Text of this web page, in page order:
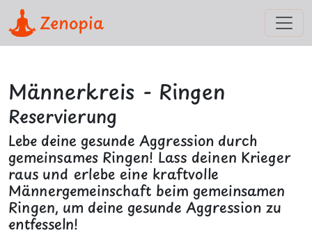
Zenopia
Männerkreis - Ringen
Reservierung
Lebe deine gesunde Aggression durch
gemeinsames Ringen! Lass deinen Krieger
raus und erlebe eine kraftvolle
Männergemeinschaft beim gemeinsamen
Ringen, um deine gesunde Aggression zu
entfesseln!